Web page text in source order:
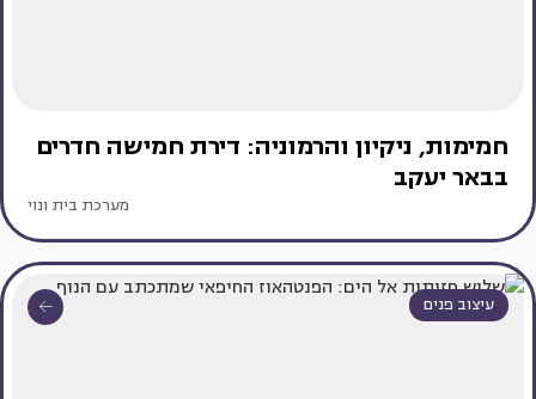
חמימות, ניקיון והרמוניה: דירת חמישה חדרים
בבאר יעקב
מערכת בית ונוי
עיצוב פנים